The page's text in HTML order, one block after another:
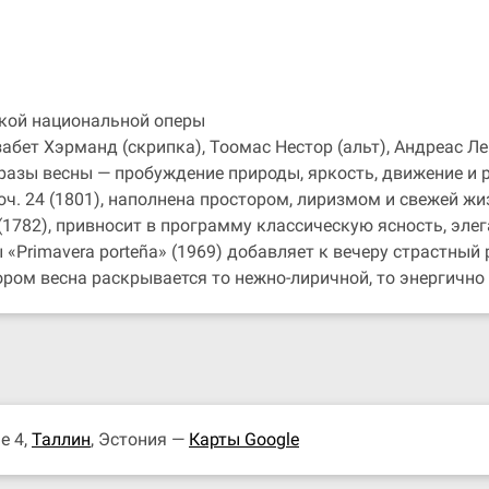
национальной оперы
Хэрманд (скрипка), Тоомас Нестор (альт), Андреас
весны — пробуждение природы, яркость, движение
24 (1801), наполнена простором, лиризмом и свежей
привносит в программу классическую ясность,
porteña» (1969) добавляет к вечеру
весна раскрывается то нежно-лиричной, то
4, Таллин, Эстония — Карты Google